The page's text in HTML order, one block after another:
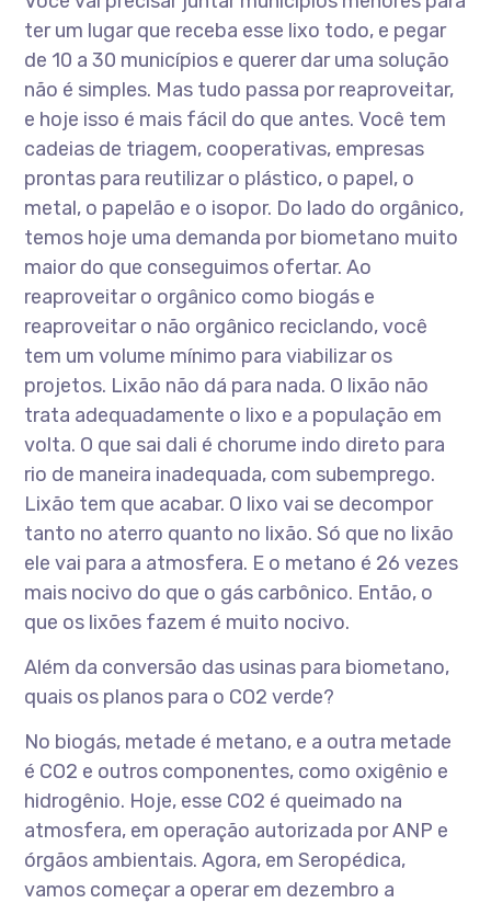
ter um lugar que receba esse lixo todo, e pegar
de 10 a 30 municípios e querer dar uma solução
não é simples. Mas tudo passa por reaproveitar,
e hoje isso é mais fácil do que antes. Você tem
cadeias de triagem, cooperativas, empresas
prontas para reutilizar o plástico, o papel, o
metal, o papelão e o isopor. Do lado do orgânico,
temos hoje uma demanda por biometano muito
maior do que conseguimos ofertar. Ao
reaproveitar o orgânico como biogás e
reaproveitar o não orgânico reciclando, você
tem um volume mínimo para viabilizar os
projetos. Lixão não dá para nada. O lixão não
trata adequadamente o lixo e a população em
volta. O que sai dali é chorume indo direto para
rio de maneira inadequada, com subemprego.
Lixão tem que acabar. O lixo vai se decompor
tanto no aterro quanto no lixão. Só que no lixão
ele vai para a atmosfera. E o metano é 26 vezes
mais nocivo do que o gás carbônico. Então, o
que os lixões fazem é muito nocivo.
Além da conversão das usinas para biometano,
quais os planos para o CO2 verde?
No biogás, metade é metano, e a outra metade
é CO2 e outros componentes, como oxigênio e
hidrogênio. Hoje, esse CO2 é queimado na
atmosfera, em operação autorizada por ANP e
órgãos ambientais. Agora, em Seropédica,
vamos começar a operar em dezembro a